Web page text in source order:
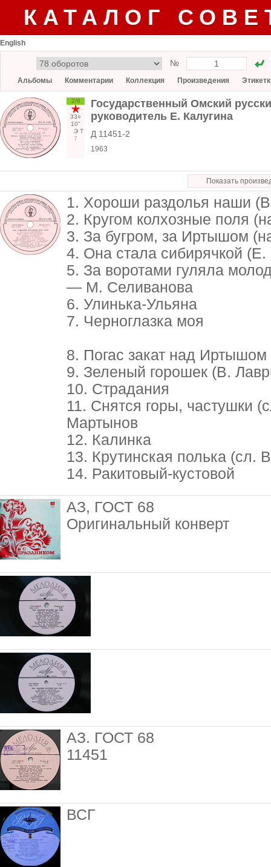
КАТАЛОГ
English
№
Альбомы Комментарии Коллекция Произведения
2/6
33○
10"
Э Т
7
Государственный Омский
руководитель Е. Калугина
Д 11451-2
1963
Показать
1. Хороши раздолья наши
2. Кругом колхозные поля
3. За бугром, за Иртышом
4. Она стала сибирячкой
5. За воротами гуляла
— М. Селиванова
6. Улинька-Ульяна
7. Черноглазка моя
8. Погас закат над
9. Зеленый горошек (В.
10. Страдания
11. Снятся горы, частушки
Мартынов
12. Калинка
13. Крутинская полька (сл.
14. Ракитовый-кустовой
АЗ, ГОСТ 68
Оригинальный конверт
АЗ. ГОСТ 68
11451
ВСГ